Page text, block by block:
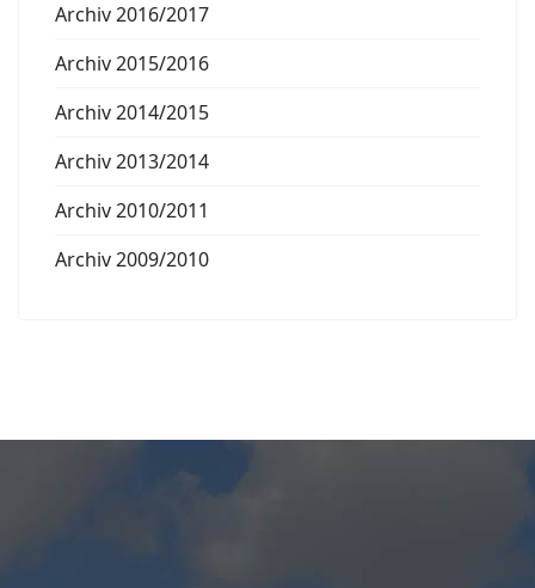
Archiv 2016/2017
Archiv 2015/2016
Archiv 2014/2015
Archiv 2013/2014
Archiv 2010/2011
Archiv 2009/2010